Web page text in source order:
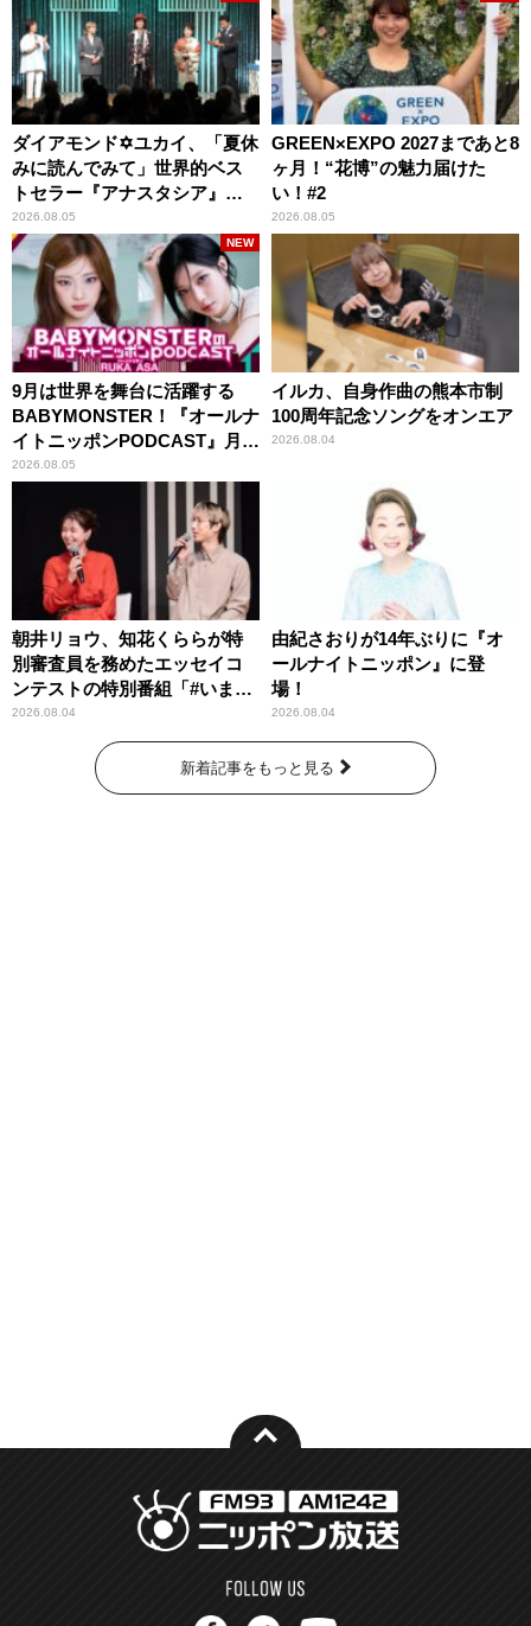
ダイアモンド✡ユカイ、「夏休
みに読んでみて」世界的ベス
トセラー『アナスタシア』を
紹介
2026.08.05
GREEN×EXPO 2027まであと8
ヶ月！“花博”の魅力届けた
い！#2
2026.08.05
9月は世界を舞台に活躍する
BABYMONSTER！『オールナ
イトニッポンPODCAST』月替
わりパーソナリティ
2026.08.05
NEW
イルカ、自身作曲の熊本市制
100周年記念ソングをオンエア
2026.08.04
朝井リョウ、知花くららが特
別審査員を務めたエッセイコ
ンテストの特別番組「#いまあ
なたに伝えたいこと」
2026.08.04
由紀さおりが14年ぶりに『オ
ールナイトニッポン』に登
場！
2026.08.04
新着記事をもっと見る